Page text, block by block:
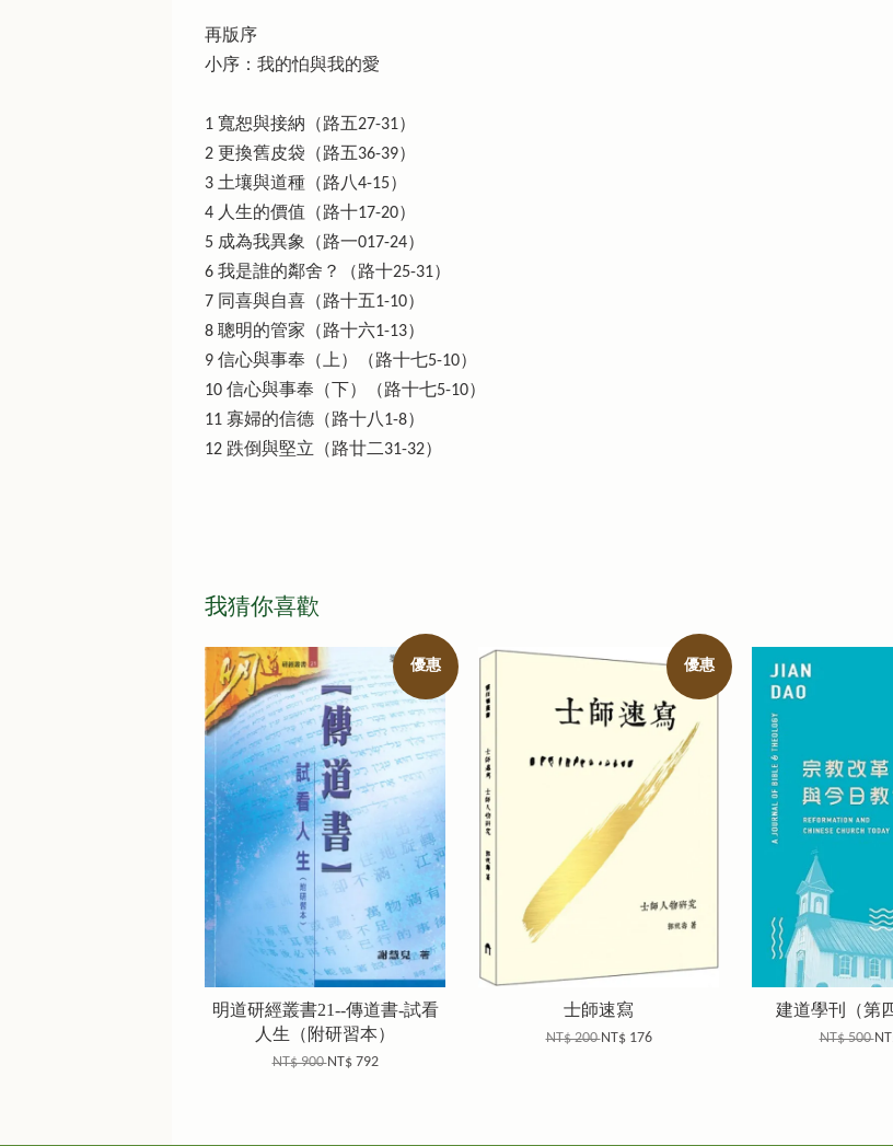
再版序
小序：我的怕與我的愛
1 寬恕與接納（路五27-31）
2 更換舊皮袋（路五36-39）
3 土壤與道種（路八4-15）
4 人生的價值（路十17-20）
5 成為我異象（路一017-24）
6 我是誰的鄰舍？（路十25-31）
7 同喜與自喜（路十五1-10）
8 聰明的管家（路十六1-13）
9 信心與事奉（上）（路十七5-10）
10 信心與事奉（下）（路十七5-10）
11 寡婦的信德（路十八1-8）
12 跌倒與堅立（路廿二31-32）
我猜你喜歡
優惠
明道研經叢書21--傳道書-試看
人生（附研習本）
NT$ 900NT$ 792
優惠
士師速寫
NT$ 200NT$ 176
建道學刊（第
NT$ 500